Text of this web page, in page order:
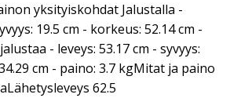
yksityiskohdat Jalustalla -
19.5 cm - korkeus: 52.14 cm -
- leveys: 53.17 cm - syvyys:
cm - paino: 3.7 kgMitat ja paino
62.5